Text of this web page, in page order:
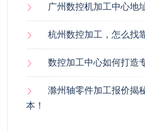
广州数控机加工中心地
杭州数控加工，怎么找
数控加工中心如何打造
滁州轴零件加工报价揭
本！